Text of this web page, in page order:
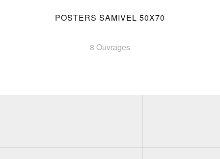
POSTERS SAMIVEL 50X70
8 Ouvrages